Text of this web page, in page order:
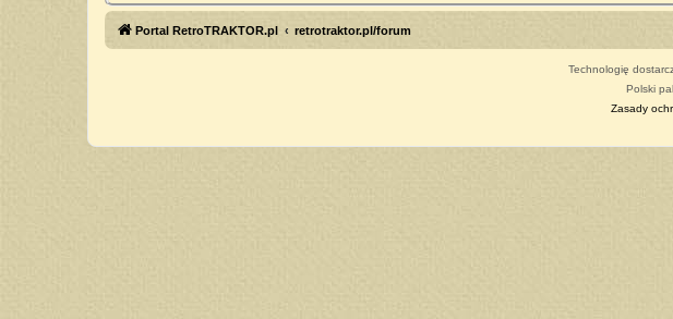
Portal RetroTRAKTOR.pl retrotraktor.pl/forum
Technologię
Polski
Zasady